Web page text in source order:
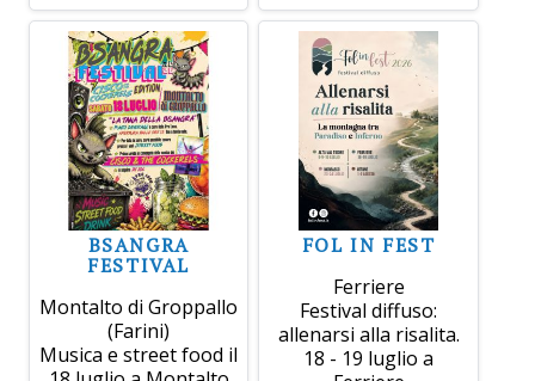
BSANGRA
FESTIVAL
Montalto di Groppallo
(Farini)
Musica e street food il
FOL IN FEST
Ferriere
Festival diffuso:
allenarsi alla risalita.
18 - 19 luglio a